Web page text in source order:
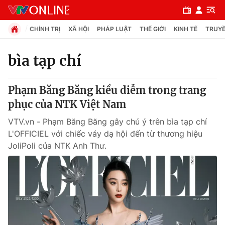
Chuyên mục
Chính trị
Xã hội
Pháp luật
Thế giới
CHÍNH TRỊ XÃ HỘI PHÁP LUẬT THẾ GIỚI KINH TẾ
bìa tạp chí
Phạm Băng Băng kiều diễm trong trang
phục của NTK Việt Nam
VTV.vn - Phạm Băng Băng gây chú ý trên bìa tạp chí
L'OFFICIEL với chiếc váy dạ hội đến từ thương hiệu
JoliPoli của NTK Anh Thư.